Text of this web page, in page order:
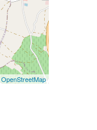
OpenStreetMap